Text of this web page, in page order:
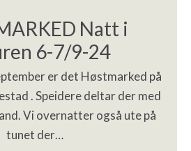
Natt i
6-7/9-24
er det Høstmarked på
. Speidere deltar der med
Vi overnatter også ute på
tunet der…